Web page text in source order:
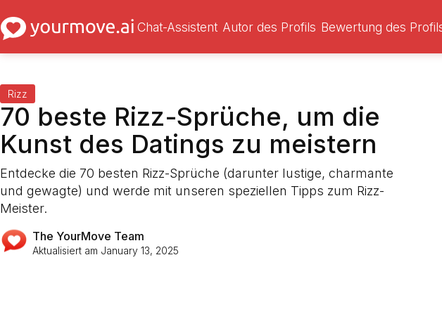
Chat-Assistent Autor des Profils Bewertung des
70 beste Rizz-Sprüche, um die
Kunst des Datings zu meistern
Entdecke die 70 besten Rizz-Sprüche (darunter lustige, charmante
und gewagte) und werde mit unseren speziellen Tipps zum Rizz-
Meister.
Rizz
The YourMove Team
Aktualisiert am January 13, 2025